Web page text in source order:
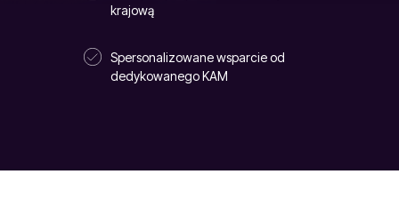
krajową
Spersonalizowane wsparcie od
dedykowanego KAM